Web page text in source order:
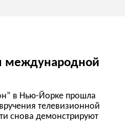
международной
в Нью-Йорке прошла
телевизионной
снова демонстрируют